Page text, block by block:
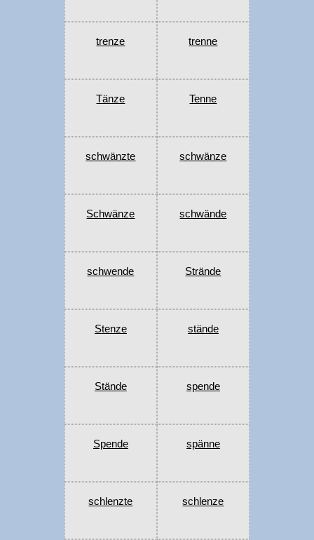
trenze trenne
Tänze Tenne
schwänzte schwänze
Schwänze schwände
schwende Strände
Stenze stände
Stände spende
Spende spänne
schlenzte schlenze